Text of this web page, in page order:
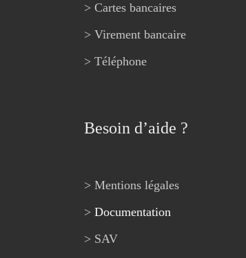
> Cartes bancaires
> Virement bancaire
> Téléphone
Besoin d’aide ?
> Mentions légales
> Documentation
> SAV